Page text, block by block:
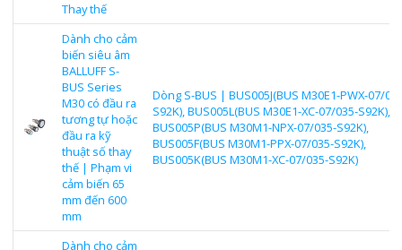
Thay thế
Dành cho cảm
biến siêu âm
BALLUFF S-
BUS Series
M30 có đầu ra
tương tự hoặc
đầu ra kỹ
thuật số thay
thế | Phạm vi
cảm biến 65
mm đến 600
mm
Dòng S-BUS | BUS005J(BUS M30E1-PWX-07/
S92K), BUS005L(BUS M30E1-XC-07/035-S92K),
BUS005P(BUS M30M1-NPX-07/035-S92K),
BUS005F(BUS M30M1-PPX-07/035-S92K),
BUS005K(BUS M30M1-XC-07/035-S92K)
Dành cho cảm